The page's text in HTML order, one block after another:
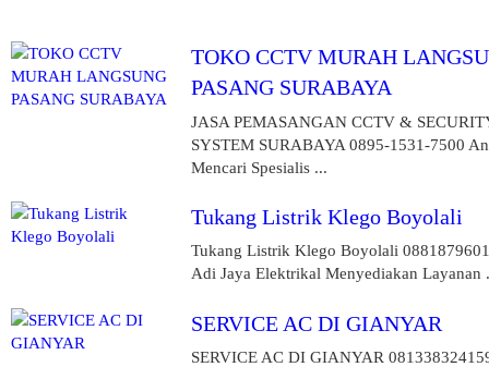
TOKO CCTV MURAH
PASANG SURABAYA
JASA PEMASANGAN CCTV &
SYSTEM SURABAYA 0895-1531-7500
Mencari Spesialis ...
Tukang Listrik Klego Boyolali
Tukang Listrik Klego Boyolali
Adi Jaya Elektrikal Menyediakan Layanan
SERVICE AC DI GIANYAR
SERVICE AC DI GIANYAR